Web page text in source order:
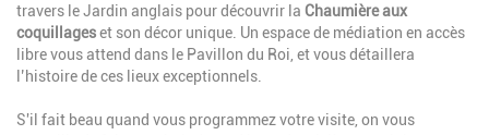
travers le Jardin anglais pour découvrir la Chaumière aux
coquillageset son décor unique. Un espace de médiation en accès
libre vous attend dans le Pavillon du Roi, et vous détaillera
l’histoire de ces lieux exceptionnels.
S'il fait beau quand vous programmez votre visite, on vous